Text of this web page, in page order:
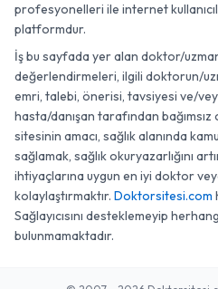
profesyonelleri ile internet
platformdur.
İş bu sayfada yer alan doktor/
değerlendirmeleri, ilgili doktorun/
emri, talebi, önerisi, tavsiyesi ve/
hasta/danışan tarafından
sitesinin amacı, sağlık alanında
sağlamak, sağlık okuryazarlığını
ihtiyaçlarına uygun en iyi doktor
kolaylaştırmaktır. Doktorsitesi.com
Sağlayıcısını desteklemeyip
bulunmamaktadır.